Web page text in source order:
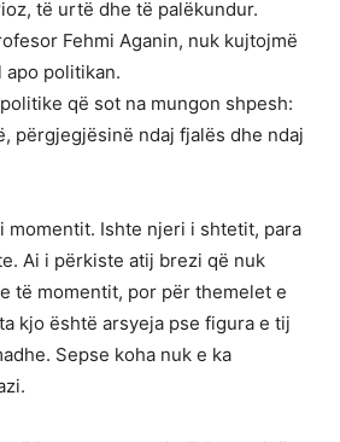
të urtë dhe të palëkundur.
Fehmi Aganin, nuk kujtojmë
politikan.
që sot na mungon shpesh:
përgjegjësinë ndaj fjalës dhe ndaj
momentit. Ishte njeri i shtetit, para
Ai i përkiste atij brezi që nuk
të momentit, por për themelet e
kjo është arsyeja pse figura e tij
Sepse koha nuk e ka